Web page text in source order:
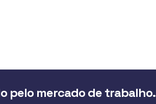
pelo mercado de trabalho.